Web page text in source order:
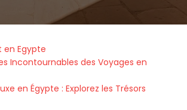
en Egypte
Incontournables des Voyages en
en Égypte : Explorez les Trésors